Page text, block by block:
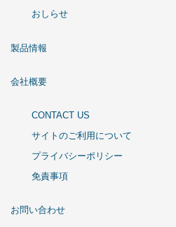
おしらせ
製品情報
会社概要
CONTACT US
サイトのご利用について
プライバシーポリシー
免責事項
お問い合わせ